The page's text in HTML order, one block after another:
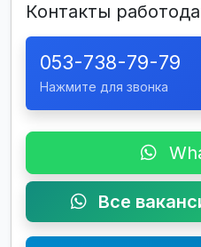
Контакты
053-738-79-79
Нажмите для звонка
Все